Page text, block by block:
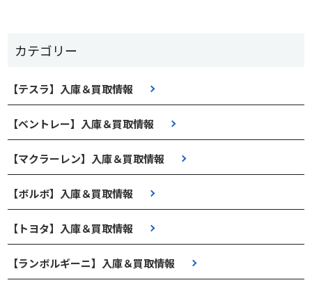
カテゴリー
【テスラ】入庫＆買取情報
【ベントレー】入庫＆買取情報
【マクラーレン】入庫＆買取情報
【ボルボ】入庫＆買取情報
【トヨタ】入庫＆買取情報
【ランボルギーニ】入庫＆買取情報